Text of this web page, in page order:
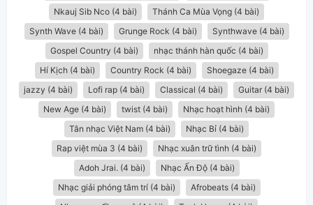
Nkauj Sib Nco (4 bài)
Thánh Ca Mùa Vọng (4 bài)
Synth Wave (4 bài)
Grunge Rock (4 bài)
Synthwave (4 bài)
Gospel Country (4 bài)
nhạc thánh hàn quốc (4 bài)
Hí Kịch (4 bài)
Country Rock (4 bài)
Shoegaze (4 bài)
jazzy (4 bài)
Lofi rap (4 bài) Classical (4 bài)
Guitar (4 bài)
New Age (4 bài)
twist (4 bài)
Nhạc hoạt hình (4 bài)
Tân nhạc Việt Nam (4 bài)
Nhạc Bỉ (4 bài)
Rap việt mùa 3 (4 bài)
Nhạc xuân trữ tình (4 bài)
Adoh Jrai. (4 bài)
Nhạc Ấn Độ (4 bài)
Nhạc giải phóng tâm trí (4 bài)
Afrobeats (4 bài)